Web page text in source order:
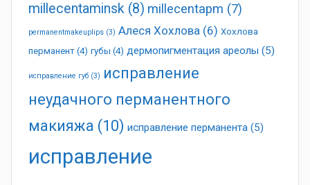
millecentaminsk (8) millecentapm (7)
permanentmakeuplips (3) Алеся Хохлова (6) Хохлова
перманент (4) губы (4) дермопигментация ареолы (5)
исправление губ (3) исправление
неудачного перманентного
макияжа (10) исправление перманента (5)
исправление